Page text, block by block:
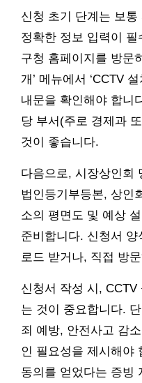
신청 초기 단계는 보
정확한 정보 입력이 필
구청 홈페이지를 방문
개’ 메뉴에서 ‘CCTV
내문을 확인해야 합니
당 부서(주로 경제과
것이 좋습니다.
다음으로, 시장상인회
법인등기부등본, 상인
소의 평면도 및 예상
준비합니다. 신청서
로드 받거나, 직접 방
신청서 작성 시,
는 것이 중요합니다.
죄 예방, 안전사고 감
인 필요성을 제시해야
동의를 얻었다는 증빙